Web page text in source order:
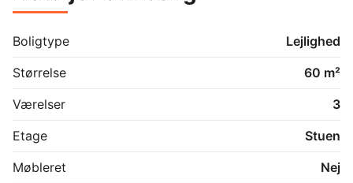
Beliggenhed:
Svendborgs hyggelige gader, hvor du finder et rigt
udvalg af caféer, restauranter, specialbutikker og det
pulserende havnemiljø. Samtidig er der blot 5 minutter
Boligen står ledig og kan overtages med det samme.
Kontakt mig gerne for yderligere information eller for
Boligtype
Lejlighed
Størrelse
60 m²
Værelser
3
Etage
Stuen
Møbleret
Nej